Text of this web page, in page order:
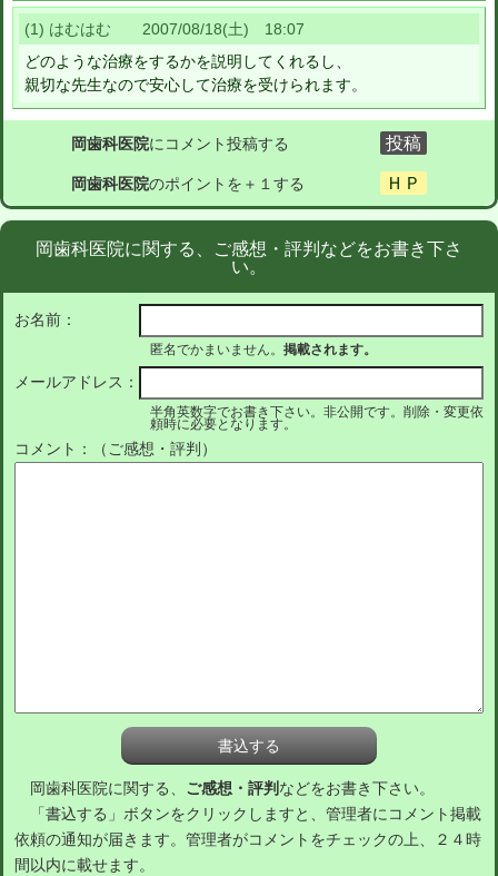
(1) はむはむ 2007/08/18(土) 18:07
どのような治療をするかを説明してくれるし、
親切な先生なので安心して治療を受けられます。
岡歯科医院にコメント投稿する
岡歯科医院のポイントを＋１する
岡歯科医院に関する、ご感想・評判などをお書き下さ
い。
お名前：
匿名でかまいません。 掲載されます。
メールアドレス：
半角英数字でお書き下さい。非公開です。削除・変更依
頼時に必要となります。
コメント：（ご感想・評判）
岡歯科医院に関する、 ご感想・評判 などをお書き下さい。
「書込する」ボタンをクリックしますと、管理者にコメント掲載
依頼の通知が届きます。管理者がコメントをチェックの上、２４時
間以内に載せます。